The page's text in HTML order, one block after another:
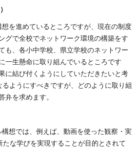
）
を進めているところですが、現在の制度
グで全校でネットワーク環境の構築をす
も、各小中学校、県立学校のネットワー
一生懸命に取り組んでいるところです
に結び付くようにしていただきたいと考
ようにすべきですが、どのように取り組
弁を求めます。
想では、例えば、動画を使った観察・実
な学びを実現することが目的とされて